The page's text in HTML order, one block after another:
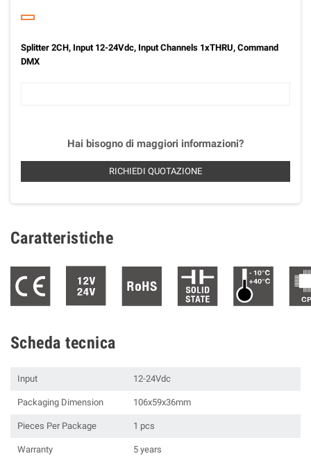
Splitter 2CH, Input 12-24Vdc, Input Channels 1xTHRU, Command
DMX
Hai bisogno di maggiori informazioni?
RICHIEDI QUOTAZIONE
Caratteristiche
Scheda tecnica
Input 12-24Vdc
Packaging Dimension 106x59x36mm
Pieces Per Package 1 pcs
Warranty 5 years